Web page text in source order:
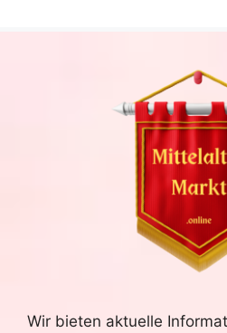
Wir bieten aktuelle